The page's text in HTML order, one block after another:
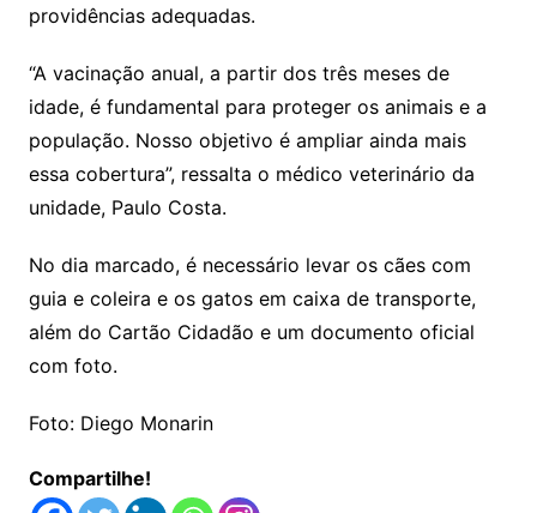
providências adequadas.
“A vacinação anual, a partir dos três meses de
idade, é fundamental para proteger os animais e a
população. Nosso objetivo é ampliar ainda mais
essa cobertura”, ressalta o médico veterinário da
unidade, Paulo Costa.
No dia marcado, é necessário levar os cães com
guia e coleira e os gatos em caixa de transporte,
além do Cartão Cidadão e um documento oficial
com foto.
Foto: Diego Monarin
Compartilhe!